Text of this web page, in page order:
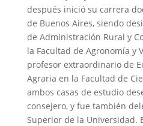
después inició su carrera
de Buenos Aires, siendo
de Administración Rural y
la Facultad de Agronomía y
profesor extraordinario de
Agraria en la Facultad de
ambos casas de estudio
consejero, y fue también
Superior de la Universidad.